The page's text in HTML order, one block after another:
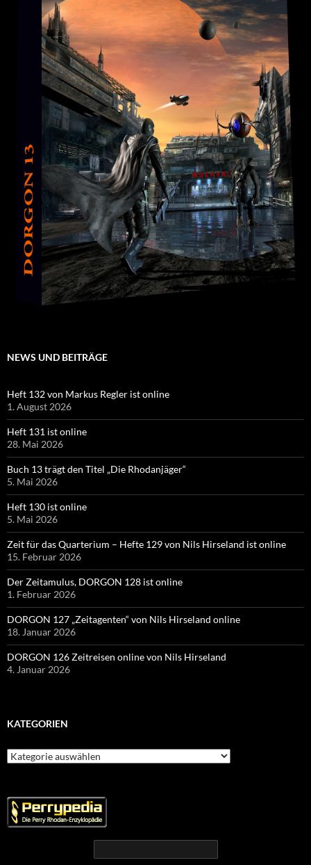
NEWS UND BEITRÄGE
Heft 132 von Markus Regler ist online
1. August 2026
Heft 131 ist online
28. Mai 2026
Buch 13 trägt den Titel „Die Rhodanjäger“
5. Mai 2026
Heft 130 ist online
5. Mai 2026
Zeit für das Quarterium – Hefte 129 von Nils Hirseland ist online
15. Februar 2026
Der Zeitamulus, DORGON 128 ist online
1. Februar 2026
DORGON 127 „Zeitagenten“ von Nils Hirseland online
18. Januar 2026
DORGON 126 Zeitreisen online von Nils Hirseland
4. Januar 2026
KATEGORIEN
Kategorien